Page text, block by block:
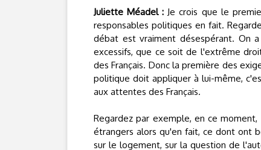
Juliette Méadel : Je crois que le
responsables politiques en fait.
débat est vraiment désespérant. On
excessifs, que ce soit de l'extrême
des Français. Donc la première des
politique doit appliquer à lui-même,
aux attentes des Français.
Regardez par exemple, en ce
étrangers alors qu'en fait, ce dont ont
sur le logement, sur la question de